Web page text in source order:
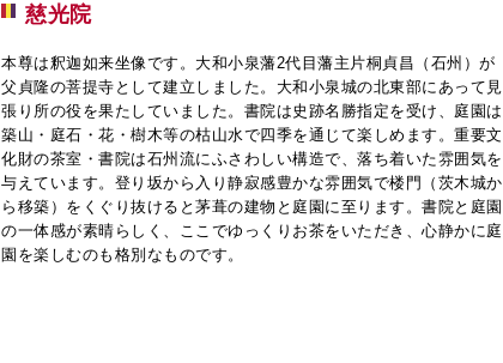
慈光院
本尊は釈迦如来坐像です。大和小泉藩2代目藩主片桐貞昌（石州）が
父貞隆の菩提寺として建立しました。大和小泉城の北東部にあって見
張り所の役を果たしていました。書院は史跡名勝指定を受け、庭園は
築山・庭石・花・樹木等の枯山水で四季を通じて楽しめます。重要文
化財の茶室・書院は石州流にふさわしい構造で、落ち着いた雰囲気を
与えています。登り坂から入り静寂感豊かな雰囲気で楼門（茨木城か
ら移築）をくぐり抜けると茅葺の建物と庭園に至ります。書院と庭園
の一体感が素晴らしく、ここでゆっくりお茶をいただき、心静かに庭
園を楽しむのも格別なものです。